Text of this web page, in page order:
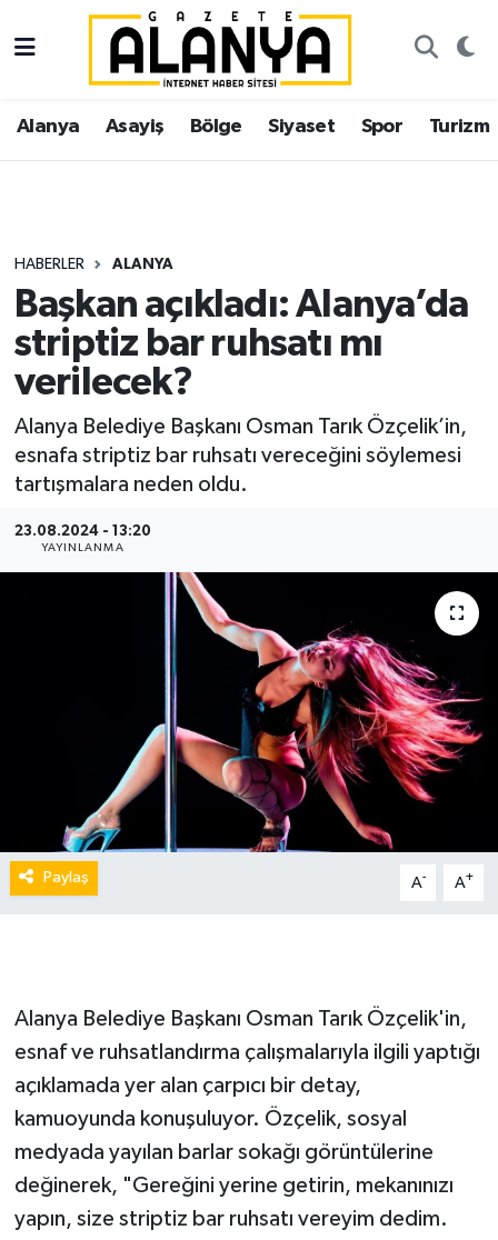
Alanya Asayiş Bölge Siyaset Spor Turizm
HABERLER ALANYA
Başkan açıkladı: Alanya’da
striptiz bar ruhsatı mı
verilecek?
Alanya Belediye Başkanı Osman Tarık Özçelik’in,
esnafa striptiz bar ruhsatı vereceğini söylemesi
tartışmalara neden oldu.
23.08.2024 - 13:20
YAYINLANMA
Paylaş A- A+
Alanya Belediye Başkanı Osman Tarık Özçelik'in,
esnaf ve ruhsatlandırma çalışmalarıyla ilgili yaptığı
açıklamada yer alan çarpıcı bir detay,
kamuoyunda konuşuluyor. Özçelik, sosyal
medyada yayılan barlar sokağı görüntülerine
değinerek, "Gereğini yerine getirin, mekanınızı
yapın, size striptiz bar ruhsatı vereyim dedim.
Alanya
Asayiş
Siyaset
Spor
Turizm
Ekonomi
Gazipaşa
İstanbul Nöbetçi Eczaneler
İstanbul Hava Durumu
Süper Lig Puan Durumu ve Fikstür
Tüm Manşetler
Son Dakika Haberleri
Haber Arşivi